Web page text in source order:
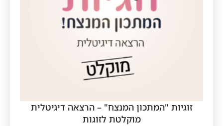
זוגיות "המתכון המנצח" – הרצאה דיגיטלית
מוקלטת לזוגות